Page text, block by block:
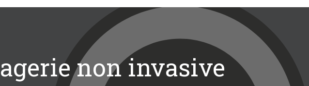
non invasive